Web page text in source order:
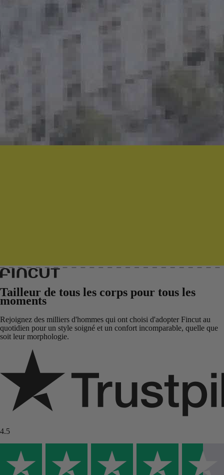
Tailleur de tous les corps pour tous les
moments
Rejoignez des milliers d'hommes qui ont choisi d'adopter Fincut au
quotidien pour un style soigné et un confort incomparable, quelle que
soit leur morphologie.
4.5